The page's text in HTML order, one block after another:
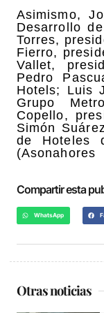
Asimismo,
Desarrollo
Torres,
Fierro,
Vallet,
Pedro
Hotels; Luis
Grupo
Copello,
Simón
de Hoteles
(Asonahores
Compartir esta
WhatsApp
Otras noticias